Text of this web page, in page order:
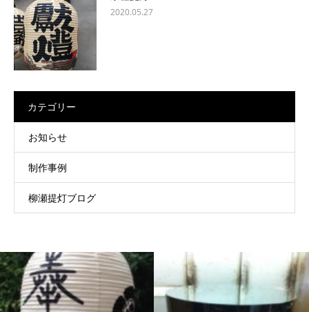
2020.05.27
カテゴリー
お知らせ
制作事例
柳瀬提灯ブログ